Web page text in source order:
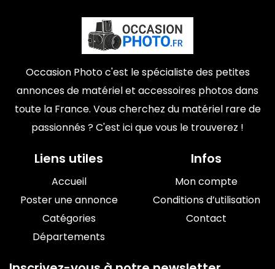
Occasion Photo c'est le spécialiste des petites
annonces de matériel et accessoires photos dans
toute la France. Vous cherchez du matériel rare de
passionnés ? C'est ici que vous le trouverez !
Liens utiles
Accueil
Poster une annonce
Catégories
Départements
Infos
Mon compte
Conditions d’utilisation
Contact